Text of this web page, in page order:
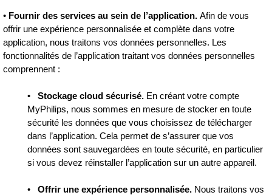
• Fournir des services au sein de l’application.Afin de vous
offrir une expérience personnalisée et complète dans votre
application, nous traitons vos données personnelles. Les
fonctionnalités de l’application traitant vos données personnelles
comprennent :
•Stockage cloud sécurisé. En créant votre compte
MyPhilips, nous sommes en mesure de stocker en toute
sécurité les données que vous choisissez de télécharger
dans l’application. Cela permet de s’assurer que vos
données sont sauvegardées en toute sécurité, en particulier
si vous devez réinstaller l’application sur un autre appareil.
•Offrir une expérience personnalisée. Nous traitons vos